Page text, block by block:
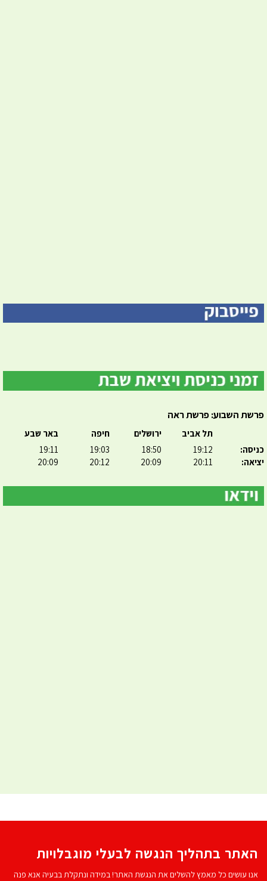
פרשת השבוע: פרשת ראה
כניסה:
יציאה:
תל אביב
19:12
20:11
ירושלים
18:50
20:09
חיפה
19:03
20:12
באר שבע
19:11
20:09
האתר בתהליך הנגשה לבעלי מוגבלויות
אנו עושים כל מאמץ להשלים את הנגשת האתר! במידה ונתקלת בבעיה אנא פנה